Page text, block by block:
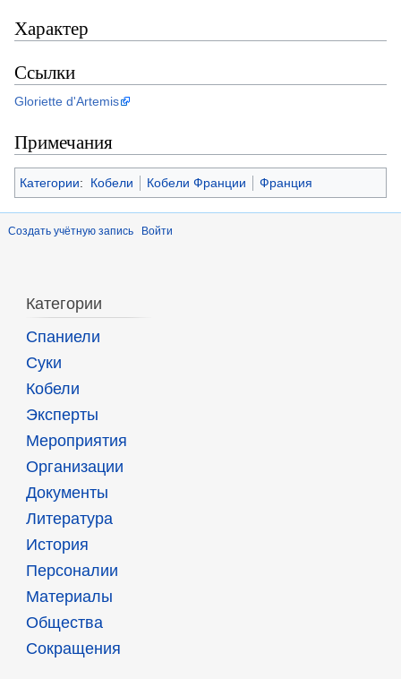
Характер
Ссылки
Gloriette d'Artemis
Примечания
Категории: Кобели Кобели Франции Франция
Создать учётную запись Войти
Категории
Спаниели
Суки
Кобели
Эксперты
Мероприятия
Организации
Документы
Литература
История
Персоналии
Материалы
Общества
Сокращения